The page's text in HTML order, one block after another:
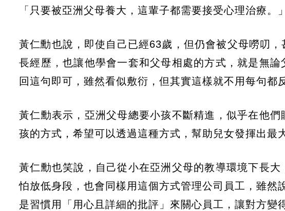
「只要被亞洲父母養大，這輩子都需要接受心理治療。」
黃仁勳也說，即使自己已經63歲，但仍會被父母嘮叨
長經歷，也讓他學會一套和父母相處的方式，就是無
回這句即可，雖然看似敷衍，但其實這樣就不用每句都
黃仁勳表示，亞洲父母總要小孩不斷精進，似乎在他
孩的方式，希望可以透過這種方式，幫助兒女發揮出最
黃仁勳也笑說，自己從小在亞洲父母的教導環境下長
怕放低身段，也會同樣用這個方式管理公司員工，雖
是習慣用「用心且詳細的批評」來關心員工，讓對方變